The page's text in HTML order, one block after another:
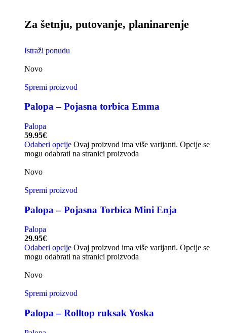
Za šetnju, putovanje, planinarenje
Istraži ponudu
Novo
Spremi proizvod
Palopa – Pojasna torbica Emma
Palopa
59.95€
Odaberi opcije Ovaj proizvod ima više varijanti. Opcije se
mogu odabrati na stranici proizvoda
Novo
Spremi proizvod
Palopa – Pojasna Torbica Mini Enja
Palopa
29.95€
Odaberi opcije Ovaj proizvod ima više varijanti. Opcije se
mogu odabrati na stranici proizvoda
Novo
Spremi proizvod
Palopa – Rolltop ruksak Yoska